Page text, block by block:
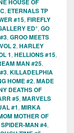
HOUSE OF
, ETERNALS TP
#15, FIREFLY
ED°, GO
, GROO MEETS
2, HARLEY
1, HELLIONS #15,
MAN #25,
, KILLADELPHIA
HOME #2, MADE
DEATHS OF
#5, MARVELS
#1, MIRKA
MOTHER OF
MAN #4,